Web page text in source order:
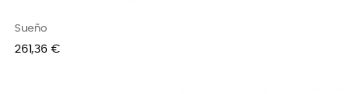
Sueño
Precio
261,36 €